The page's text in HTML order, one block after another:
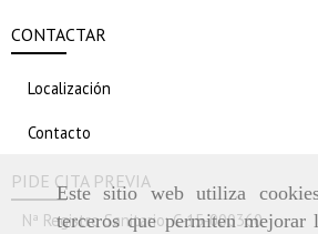
Este sitio web utiliza
terceros que permiten mejorar
CONTACTAR
Localización
Contacto
PIDE CITA PREVIA
Nª Registro Sanitario: C-15-000360